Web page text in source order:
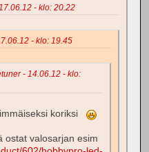
- klo: 20.22
- klo: 19.45
- 14.06.12 - klo:
koriksi
ostat valosarjan esim